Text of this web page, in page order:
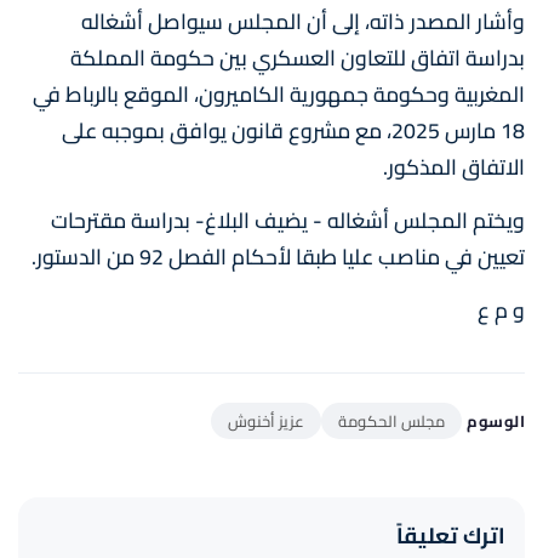
وأشار المصدر ذاته، إلى أن المجلس سيواصل أشغاله
بدراسة اتفاق للتعاون العسكري بين حكومة المملكة
المغربية وحكومة جمهورية الكاميرون، الموقع بالرباط في
18 مارس 2025، مع مشروع قانون يوافق بموجبه على
الاتفاق المذكور.
ويختم المجلس أشغاله - يضيف البلاغ- بدراسة مقترحات
تعيين في مناصب عليا طبقا لأحكام الفصل 92 من الدستور.
و م ع
الوسوم مجلس الحكومة عزيز أخنوش
اترك تعليقاً